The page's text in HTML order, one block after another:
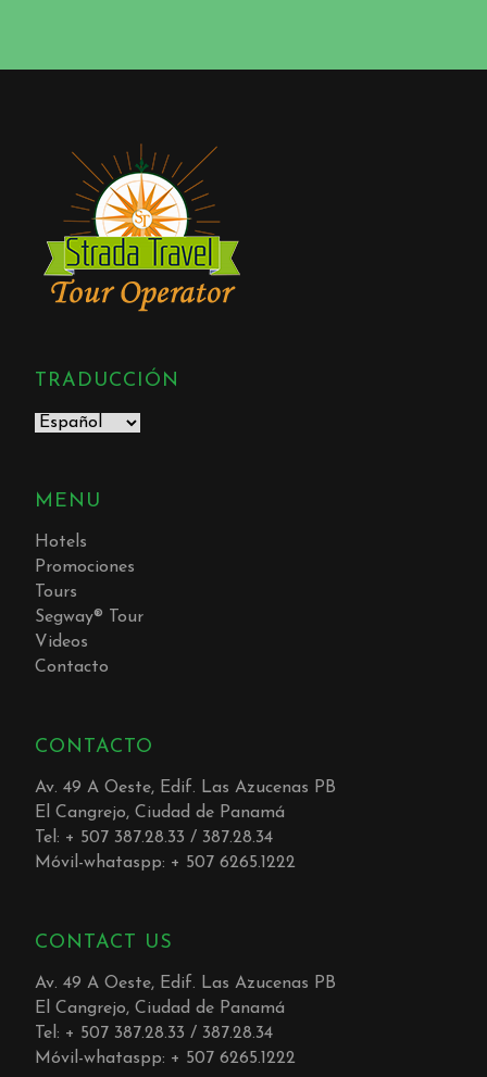
TRADUCCIÓN
MENU
Hotels
Promociones
Tours
Segway® Tour
Videos
Contacto
CONTACTO
Av. 49 A Oeste, Edif. Las Azucenas PB
El Cangrejo, Ciudad de Panamá
Tel: + 507 387.28.33 / 387.28.34
Móvil-whataspp: + 507 6265.1222
CONTACT US
Av. 49 A Oeste, Edif. Las Azucenas PB
El Cangrejo, Ciudad de Panamá
Tel: + 507 387.28.33 / 387.28.34
Móvil-whataspp: + 507 6265.1222